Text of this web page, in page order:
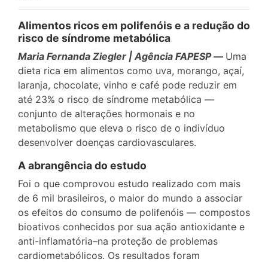
Alimentos ricos em polifenóis e a redução do
risco de síndrome metabólica
Maria Fernanda Ziegler | Agência FAPESP— Uma
dieta rica em alimentos como uva, morango, açaí,
laranja, chocolate, vinho e café pode reduzir em
até 23% o risco de síndrome metabólica —
conjunto de alterações hormonais e no
metabolismo que eleva o risco de o indivíduo
desenvolver doenças cardiovasculares.
A abrangência do estudo
Foi o que comprovou estudo realizado com mais
de 6 mil brasileiros, o maior do mundo a associar
os efeitos do consumo de polifenóis — compostos
bioativos conhecidos por sua ação antioxidante e
anti-inflamatória–na proteção de problemas
cardiometabólicos. Os resultados foram